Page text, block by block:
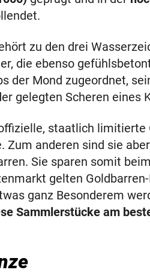
zu den drei
die ebenso
der Mond zugeordnet,
gelegten Scheren eines
staatlich limitierte
anderen sind sie
Sie sparen somit
gelten
ganz Besonderem
Sammlerstücke am